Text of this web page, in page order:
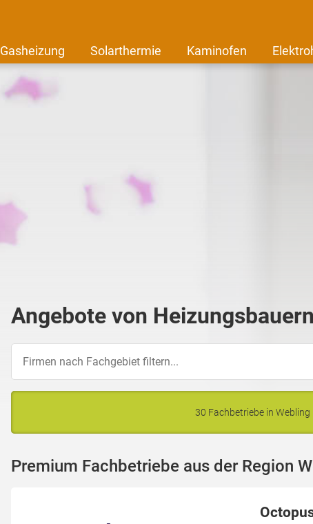
Gasheizung Solarthermie Kaminofen
Angebote von
30 Fachbetriebe in
Premium Fachbetriebe aus der Region